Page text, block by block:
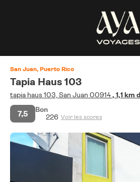
San Juan, Puerto Rico
Tapia Haus 103
tapia haus 103, San Juan 00914, 1,1 km
7,5
Bon
226 Voir les scores